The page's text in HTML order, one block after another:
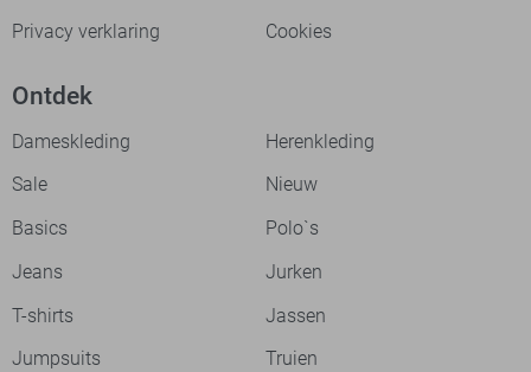
Privacy verklaring
Cookies
Ontdek
Dameskleding
Herenkleding
Sale
Nieuw
Basics
Polo`s
Jeans
Jurken
T-shirts
Jassen
Jumpsuits
Truien